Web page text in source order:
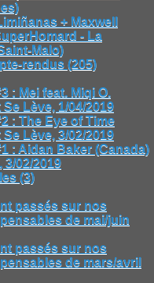
+ Maxwell
- La
Malo)
rendus (205)
: Mei feat. Miqi O.
Lève, 1/04/2019
: The Eye of Time
Lève, 3/02/2019
: Aidan Baker (Canada)
3/02/2019
(3)
passés sur nos
de mai/juin
passés sur nos
de mars/avril